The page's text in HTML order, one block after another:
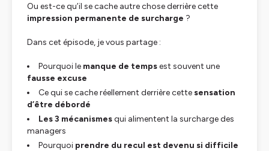
Ou est-ce qu’il se cache autre chose derrière cette
impression permanente de surcharge ?
Dans cet épisode, je vous partage :
Pourquoi le manque de tempsest souvent une
fausse excuse
Ce qui se cache réellement derrière cettesensation
d’être débordé
Les 3 mécanismesqui alimentent la surcharge des
managers
Pourquoi prendre du recul est devenu si difficile